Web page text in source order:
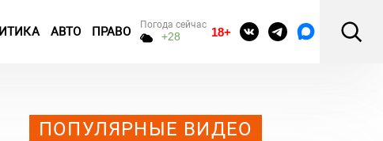
АВТО ПРАВО Погода сейчас
+28 18+
ПОПУЛЯРНЫЕ ВИДЕО